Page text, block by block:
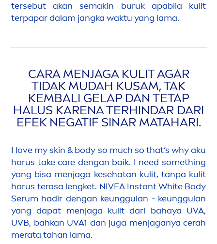
tersebut akan semakin buruk apabila kulit
terpapar dalam jangka waktu yang lama.
CARA MENJAGA KULIT AGAR
TIDAK MUDAH KUSAM, TAK
KEMBALI GELAP DAN TETAP
HALUS KARENA TERHINDAR DARI
EFEK NEGATIF SINAR MATAHARI.
I love myskin & body so much so that’s why aku
harus takecare dengan baik. I need something
yang bisa menjaga kesehatan kulit, tanpa kulit
harus terasa lengket. NIVEAInstantWhiteBody
Serum hadir dengan keunggulan - keunggulan
yang dapat menjaga kulit dari bahaya UVA,
UVB, bahkan UVA1 dan juga menjaganya cerah
merata tahan lama.